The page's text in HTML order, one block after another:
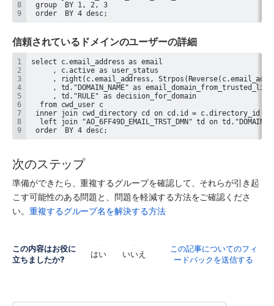
group  BY 1, 2, 3
order  BY 4 desc;
信頼されているドメインのユーザーの詳細
  from cwd_user c
order  BY 4 desc;
次のステップ
準備ができたら、重複するグループを確認して、それらが引き起
こす可能性のある問題と、問題を軽減する方法をご確認くださ
い。 重複するグループ名を解決する方法
この内容はお役に
立ちましたか?
はい いいえ
この記事についてのフィ
ードバックを送信する